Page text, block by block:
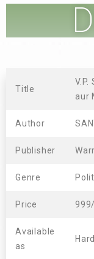
Title
aur
Author
Publisher
Genre
Price
Available
as